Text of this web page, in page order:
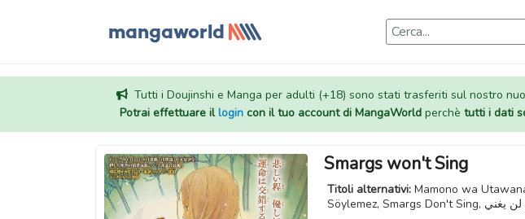
Tutti i Doujinshi e Manga per adulti (+18) sono stati trasferiti sul nostro
Potrai effettuare illogincon il tuo account di MangaWorldperchè tutti i dati
Smargs won't Sing
Titoli alternativi: Mamono wa